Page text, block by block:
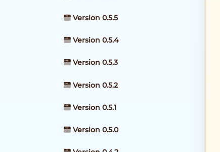
Version 0.5.5
Version 0.5.4
Version 0.5.3
Version 0.5.2
Version 0.5.1
Version 0.5.0